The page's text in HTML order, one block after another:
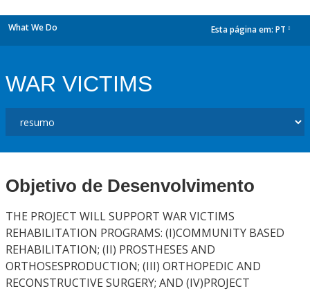
What We Do Esta página em: PT
WAR VICTIMS
Objetivo de Desenvolvimento
THE PROJECT WILL SUPPORT WAR VICTIMS
REHABILITATION PROGRAMS: (I)COMMUNITY BASED
REHABILITATION; (II) PROSTHESES AND
ORTHOSESPRODUCTION; (III) ORTHOPEDIC AND
RECONSTRUCTIVE SURGERY; AND (IV)PROJECT